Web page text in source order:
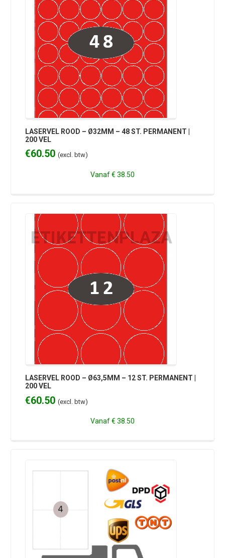
LASERVEL ROOD – Ø32MM – 48 ST. PERMANENT |
200 VEL
€60.50 (excl. btw)
Vanaf€ 38.50
LASERVEL ROOD – Ø63,5MM – 12 ST. PERMANENT |
200 VEL
€60.50 (excl. btw)
Vanaf€ 38.50